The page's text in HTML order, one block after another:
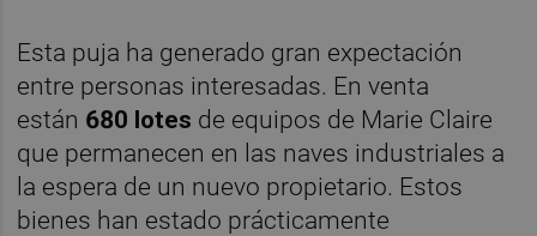
Esta puja ha generado gran expectación
entre personas interesadas. En venta
están 680 lotes de equipos de Marie Claire
que permanecen en las naves industriales a
la espera de un nuevo propietario. Estos
bienes han estado prácticamente